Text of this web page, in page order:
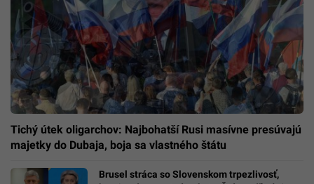
Tichý útek oligarchov: Najbohatší Rusi masívne presúvajú
majetky do Dubaja, boja sa vlastného štátu
Brusel stráca so Slovenskom trpezlivosť,